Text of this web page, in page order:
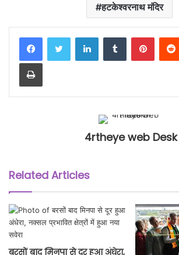
हटकेश्वरनाथ मंदिर
LinkedInTumblr
Print
4rtheye web Desk
Related Articles
बरसों बाद मिनपा से दूर हुआ अंधेरा,